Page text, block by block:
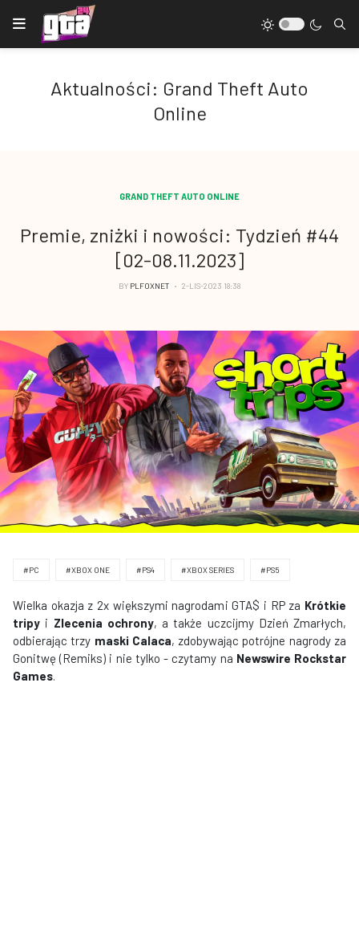
Aktualności: Grand Theft Auto
Online
GRAND THEFT AUTO ONLINE
Premie, zniżki i nowości: Tydzień #44
[02-08.11.2023]
BY PLFOXNET 2-LIS-2023 18:38
#PC #XBOX ONE #PS4 #XBOX SERIES #PS5
Wielka okazja z 2x większymi nagrodami GTA$ i RP za Krótkie
tripy i Zlecenia ochrony, a także uczcijmy Dzień Zmarłych,
odbierając trzy maski Calaca, zdobywając potrójne nagrody za
Gonitwę (Remiks) i nie tylko - czytamy na Newswire Rockstar
Games.